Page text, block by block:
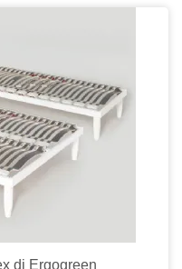
di Ergogreen